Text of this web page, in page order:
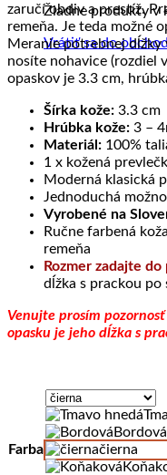
Žiadne produkty v
Vrátiť sa do
zaručí obdiv a prestíž.
remeňa. Je teda možné
Meranie potrebnej dĺžky
nosíte nohavice (rozdiel
opaskov je 3.3 cm,
Šírka kože: 3.3 cm
Hrúbka kože: 3 –
Materiál: 100%
1 x kožená
Moderná klasická
Jednoduchá
Vyrobené na
Ručne farbená
remeňa
Rozmer zadajte do
dĺžka s prackou po
Venujte prosím
opasku je jeho dĺžka s
Farba
Bordová
čierna